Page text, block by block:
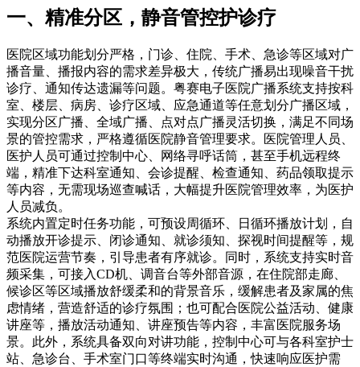
一、精准分区，静音管控护诊疗
医院区域功能划分严格，门诊、住院、手术、急诊等区域对广
播音量、播报内容的需求差异极大，传统广播易出现噪音干扰
诊疗、通知传达遗漏等问题。粤赛电子医院广播系统支持按科
室、楼层、病房、诊疗区域、应急通道等任意划分广播区域，
实现分区广播、全域广播、点对点广播灵活切换，满足不同场
景的管控需求，严格遵循医院静音管理要求。医院管理人员、
医护人员可通过控制中心、网络寻呼话筒，甚至手机远程终
端，精准下达科室通知、会诊提醒、检查通知、药品领取提示
等内容，无需现场巡查喊话，大幅提升医院管理效率，为医护
人员减负。
系统内置定时任务功能，可预设周循环、日循环播放计划，自
动播放开诊提示、闭诊通知、就诊须知、探视时间提醒等，规
范医院运营节奏，引导患者有序就诊。同时，系统支持实时音
频采集，可接入CD机、调音台等外部音源，在住院部走廊、
候诊区等区域播放舒缓柔和的背景音乐，缓解患者及家属的焦
虑情绪，营造舒适的诊疗氛围；也可配合医院公益活动、健康
讲座等，播放活动通知、讲座预告等内容，丰富医院服务场
景。此外，系统具备双向对讲功能，控制中心可与各科室护士
站、急诊台、手术室门口等终端实时沟通，快速响应医护需